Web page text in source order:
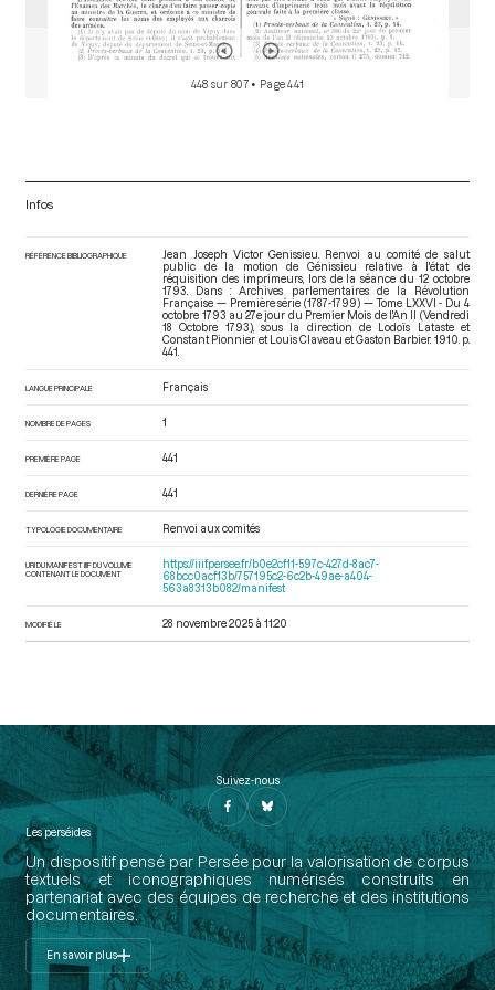
448 sur 807 • Page 441
Infos
RÉFÉRENCE BIBLIOGRAPHIQUE
Jean Joseph Victor Genissieu. Renvoi au comité de salut
public de la motion de Génissieu relative à l'état de
réquisition des imprimeurs, lors de la séance du 12 octobre
1793. Dans : Archives parlementaires de la Révolution
Française — Première série (1787-1799) — Tome LXXVI - Du 4
octobre 1793 au 27e jour du Premier Mois de l'An II (Vendredi
18 Octobre 1793), sous la direction de Lodoïs Lataste et
Constant Pionnier et Louis Claveau et Gaston Barbier. 1910. p.
441.
LANGUE PRINCIPALE Français
NOMBRE DE PAGES 1
PREMIÈRE PAGE 441
DERNIÈRE PAGE 441
TYPOLOGIE DOCUMENTAIRE Renvoi aux comités
URI DU MANIFEST IIIF DU VOLUME
CONTENANT LE DOCUMENT
https://iiif.persee.fr/b0e2cf11-597c-427d-8ac7-
68bcc0acf13b/757195c2-6c2b-49ae-a404-
563a8313b082/manifest
MODIFIÉ LE 28 novembre 2025 à 11:20
Suivez-nous
Les perséides
Un dispositif pensé par Persée pour la valorisation de corpus
textuels et iconographiques numérisés construits en
partenariat avec des équipes de recherche et des institutions
documentaires.
En savoir plus